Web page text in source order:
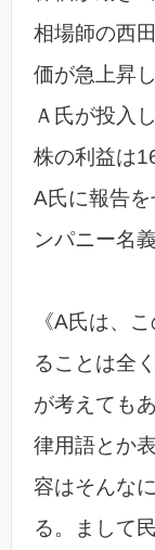
相場師の西
価が急上昇
Ａ氏が投入
株の利益は
A氏に報告
ンパニー名
《A氏は、
ることは全
が考えても
律用語とか
容はそんな
る。まして